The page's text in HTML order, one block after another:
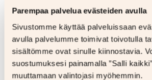
Parempaa palvelua evästeiden avulla
Sivustomme käyttää palveluissaan
avulla palvelumme toimivat toivotulla
sisältömme ovat sinulle kiinnostavia.
suostumuksesi painamalla ”Salli
muuttamaan valintojasi myöhemmin.